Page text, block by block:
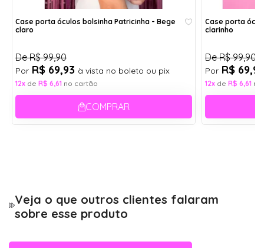
Case porta óculos bolsinha Patricinha - Bege
claro
DeR$ 99,90
Por R$ 69,93 à vista no boleto ou pix
12x de R$ 6,61 no cartão
COMPRAR
Case porta
clarinho
DeR$ 99,90
Por R$
12x de R$ 6,61
Veja o que outros clientes falaram
sobre esse produto